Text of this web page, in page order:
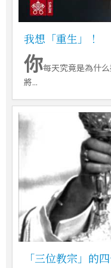
我想「重生」！
你每天究竟是為什
將...
「三位教宗」的